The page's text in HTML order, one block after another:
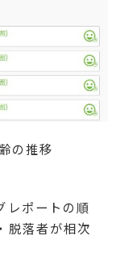
の推移
レポートの順
脱落者が相次